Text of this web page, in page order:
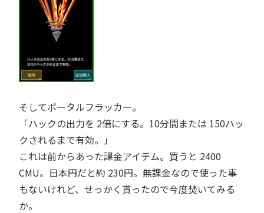
そしてポータルフラッカー。
ハックの出力を 2倍にする。10分間または 150ハッ
クされるまで有効。
これは前からあった課金アイテム。買うと 2400
CMU。日本円だと約 230円。無課金なので使った事
もないけれど、せっかく貰ったので今度焚いてみる
か。